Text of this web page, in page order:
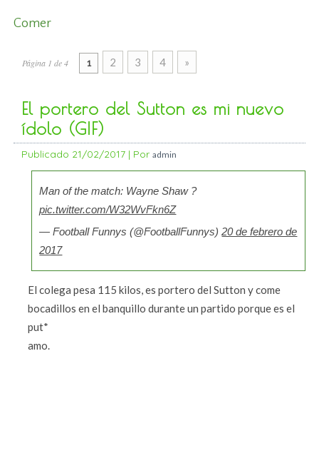
Comer
Página 1 de 4 1 2 3 4 »
El portero del Sutton es mi nuevo
ídolo (GIF)
Publicado 21/02/2017 | Por admin
Man of the match: Wayne Shaw ?
pic.twitter.com/W32WvFkn6Z
— Football Funnys (@FootballFunnys)20 de febrero de
2017
El colega pesa 115 kilos, es portero del Sutton y come
bocadillos en el banquillo durante un partido porque es el
put*
amo.